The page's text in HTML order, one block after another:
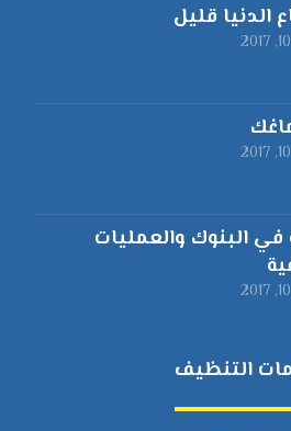
الدنيا قليل
البنوك والعمليات
التنظيف